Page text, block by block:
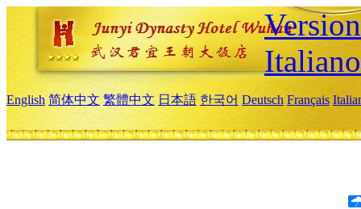
Italiano
English 简体中文 繁體中文 日本語 한국어 Deutsch Français